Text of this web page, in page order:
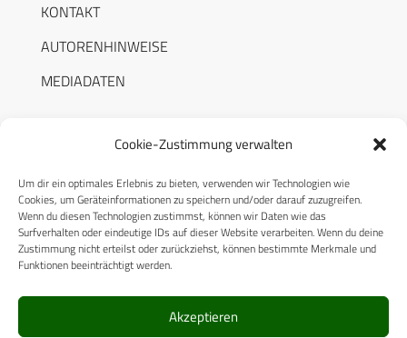
Cookie-Zustimmung verwalten
Um dir ein optimales Erlebnis zu bieten, verwenden wir Technologien wie
Cookies, um Geräteinformationen zu speichern und/oder darauf zuzugreifen.
Wenn du diesen Technologien zustimmst, können wir Daten wie das
Surfverhalten oder eindeutige IDs auf dieser Website verarbeiten. Wenn du deine
Zustimmung nicht erteilst oder zurückziehst, können bestimmte Merkmale und
Funktionen beeinträchtigt werden.
Akzeptieren
KONTAKT
AUTORENHINWEISE
MEDIADATEN
RECHTLICHES
Datenschutzerklärung
Cookie-Richtlinie (EU)